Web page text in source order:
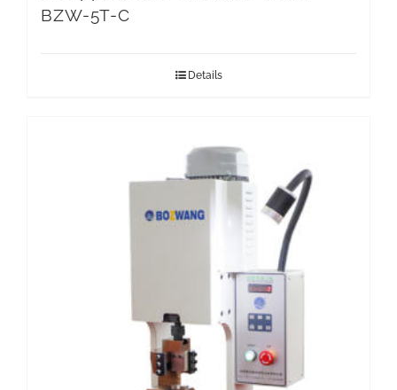
BZW-5T-C
Details